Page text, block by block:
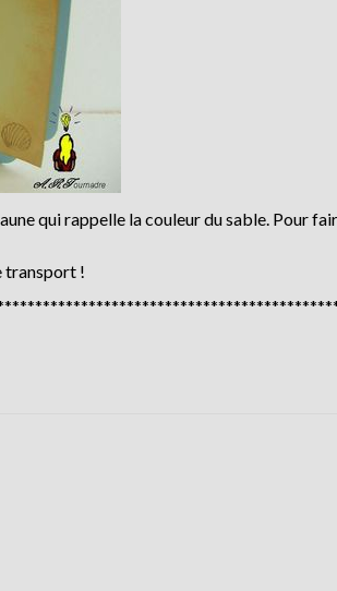
qui rappelle la couleur du sable. Pour
transport !